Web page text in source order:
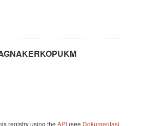
registry using the API (see Dokumentasi